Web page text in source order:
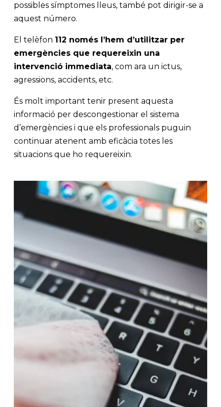
possibles símptomes lleus, també pot dirigir-se a
aquest número.
El telèfon 112 només l’hem d’utilitzar per
emergències que requereixin una
intervenció immediata, com ara un ictus,
agressions, accidents, etc.
És molt important tenir present aquesta
informació per descongestionar el sistema
d’emergències i que els professionals puguin
continuar atenent amb eficàcia totes les
situacions que ho requereixin.